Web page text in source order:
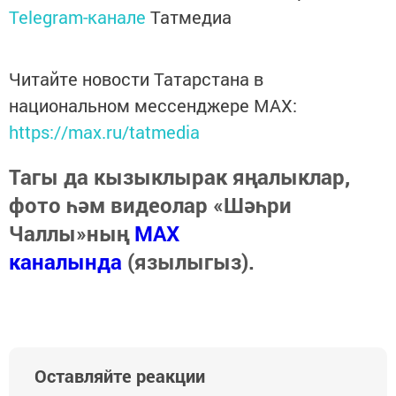
Telegram-канале Татмедиа
Читайте новости Татарстана в
национальном мессенджере MАХ:
https://max.ru/tatmedia
Тагы да кызыклырак яңалыклар,
фото һәм видеолар «Шәһри
Чаллы»ныңMAX
каналында (язылыгыз).
Оставляйте реакции